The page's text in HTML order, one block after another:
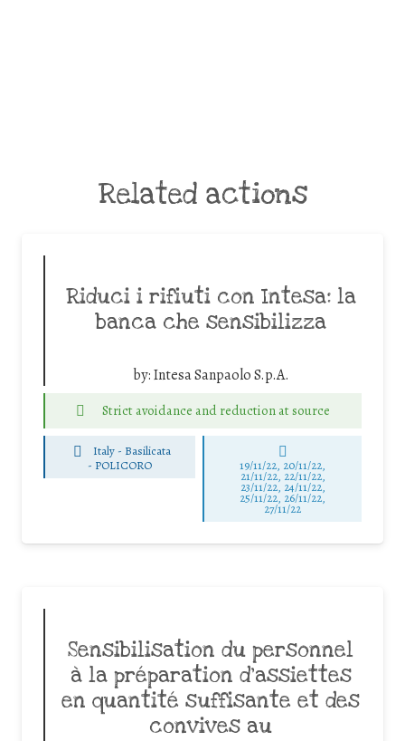
Related actions
Riduci i rifiuti con Intesa: la
banca che sensibilizza
by:Intesa Sanpaolo S.p.A.
Strict avoidance and reduction at source
Italy - Basilicata
- POLICORO 19/11/22, 20/11/22,
21/11/22, 22/11/22,
23/11/22, 24/11/22,
25/11/22, 26/11/22,
27/11/22
Sensibilisation du personnel
à la préparation d’assiettes
en quantité suffisante et des
convives au